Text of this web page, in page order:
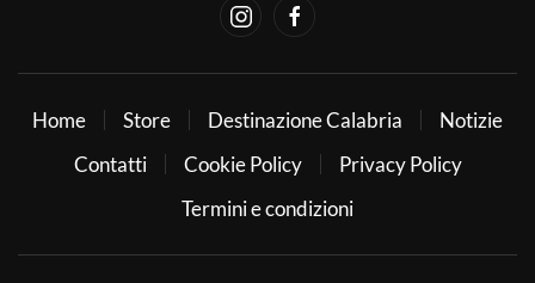
Home Store Destinazione Calabria
Notizie
Contatti
Cookie Policy
Privacy Policy
Termini e condizioni